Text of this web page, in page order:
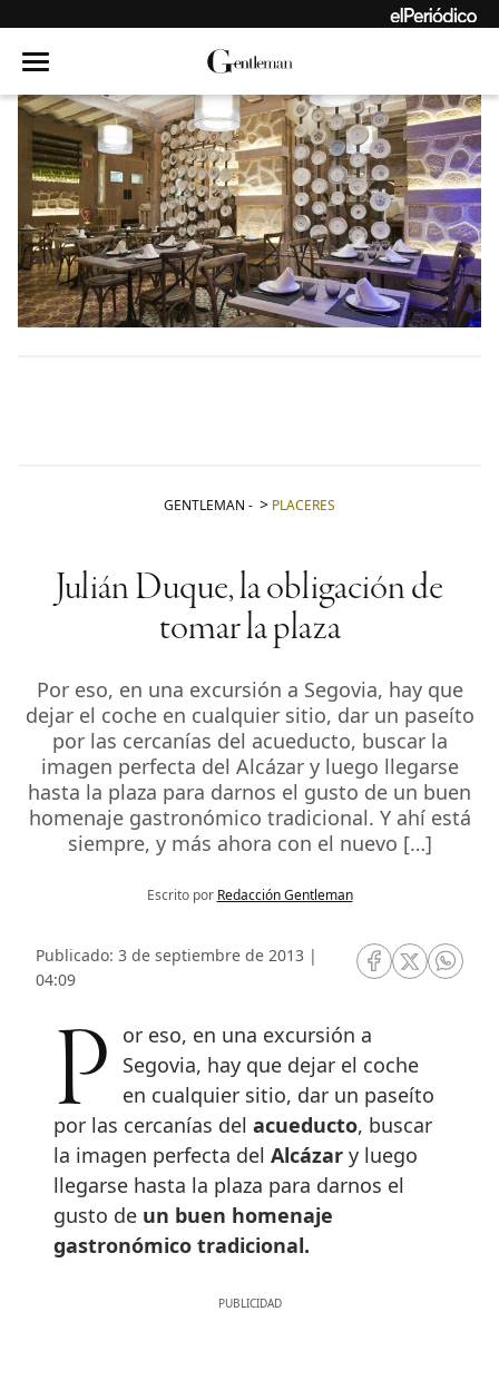
GENTLEMAN - PLACERES
Julián Duque, la obligación de
tomar la plaza
Por eso, en una excursión a Segovia, hay que
dejar el coche en cualquier sitio, dar un paseíto
por las cercanías del acueducto, buscar la
imagen perfecta del Alcázar y luego llegarse
hasta la plaza para darnos el gusto de un buen
homenaje gastronómico tradicional. Y ahí está
siempre, y más ahora con el nuevo […]
Escrito por Redacción Gentleman
Publicado: 3 de septiembre de 2013 |
04:09
RRSS Facebook
RRSSRRSS
Por eso, en una excursión a
Segovia, hay que dejar el coche
en cualquier sitio, dar un paseíto
por las cercanías del acueducto, buscar
la imagen perfecta del Alcázar y luego
llegarse hasta la plaza para darnos el
gusto de un buen homenaje
gastronómico tradicional.